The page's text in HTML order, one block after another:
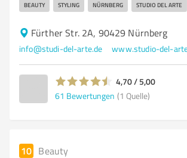
BEAUTY STYLING NÜRNBERG STUDIO DEL ARTE
Fürther Str. 2A, 90429 Nürnberg
info@studi-del-arte.de www.studio-del-
4,70 / 5,00
61 Bewertungen (1 Quelle)
10 Beauty